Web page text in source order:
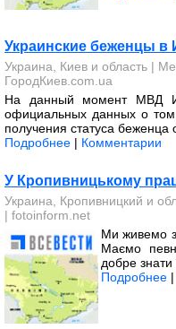
Украинские беженцы в
Украина, Киев и область |
ГородКиев.com.ua
На данный момент МВД
официальных данных о том,
получения статуса беженца
Подробнее | Комментарии
У Кропивницькому
Украина, Кропивницкий и
| fotoinform.net
Ми живемо
Маємо
добре знати
Подробнее |